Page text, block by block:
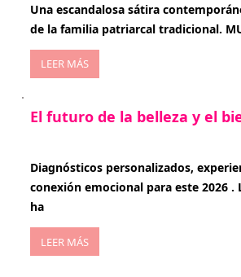
Una escandalosa sátira
de la familia patriarcal tradicional.
LEER MÁS
El futuro de la belleza y el
Diagnósticos personalizados,
conexión emocional para este 2026 .
ha
LEER MÁS